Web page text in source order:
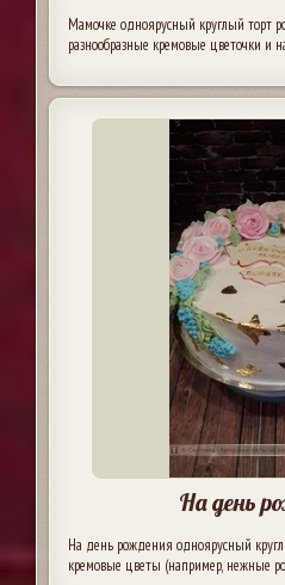
Мамочке одноярусный круглый торт
разнообразные кремовые цветочки и
На день
На день рождения одноярусный
кремовые цветы (например, нежные